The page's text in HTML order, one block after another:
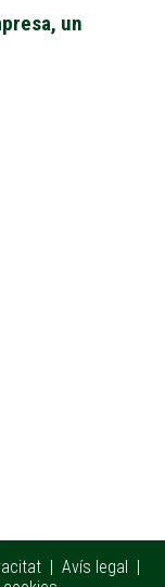
un
| Avís legal |